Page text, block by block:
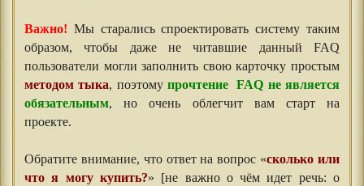
Важно! Мы старались спроектировать систему таким
образом, чтобы даже не читавшие данный FAQ
пользователи могли заполнить свою карточку простым
методом тыка, поэтому прочтение FAQ не является
обязательным, но очень облегчит вам старт на
проекте.
Обратите внимание, что ответ на вопрос «сколько или
что я могу купить?» [не важно о чём идет речь: о